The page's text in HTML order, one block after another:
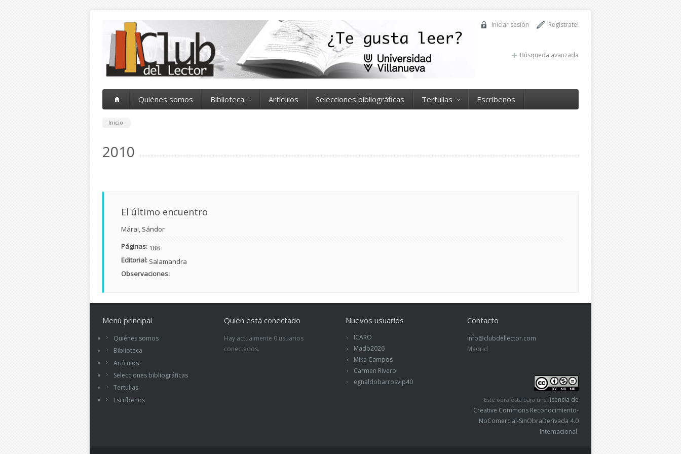
Regístrate!
Iniciar sesión
Búsqueda avanzada
Quiénes somos Biblioteca Artículos Selecciones bibliográficas Tertulias Escríbenos
Inicio
2010
El último encuentro
Márai, Sándor
Páginas: 188
Editorial: Salamandra
Observaciones:
Menú principal
Quiénes somos
Biblioteca
Artículos
Selecciones bibliográficas
Tertulias
Escríbenos
Quién está conectado
Hay actualmente 0 usuarios
conectados.
Nuevos usuarios
ICARO
Madb2026
Mika Campos
Carmen Rivero
egnaldobarrosvip40
Contacto
info@clubdellector.com
Madrid
Este obra está bajo una licencia de
Creative Commons Reconocimiento-
NoComercial-SinObraDerivada 4.0
Internacional